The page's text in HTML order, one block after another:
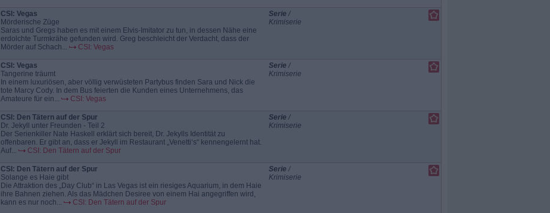
CSI: Vegas
Mörderische Züge
Saras und Gregs haben es mit einem Elvis-Imitator zu tun, in dessen Nähe eine
erdolchte Turmkrähe gefunden wird. Greg beschleicht der Verdacht, dass der
Mörder auf Schach...
CSI: Vegas
Serie /
Krimiserie
CSI: Vegas
Tangerine träumt
In einem luxuriösen, aber völlig verwüsteten Partybus finden Sara und Nick die
tote Marcy Cody. In dem Bus feierten die Kunden eines Unternehmens, das
Amateure für ein...
CSI: Vegas
Serie /
Krimiserie
CSI: Den Tätern auf der Spur
Dr. Jekyll unter Freunden - Teil 2
Der Serienkiller Nate Haskell erklärt sich bereit, Dr. Jekylls Identität zu
offenbaren. Er gibt an, dass er Jekyll im Restaurant „Venetti‘s“ kennengelernt hat.
Auf...
CSI: Den Tätern auf der Spur
Serie /
Krimiserie
CSI: Den Tätern auf der Spur
Solange es Haie gibt
Die Attraktion des „Day Club“ in Las Vegas ist ein riesiges Aquarium, in dem Haie
ihre Bahnen ziehen. Als das Mädchen Desiree von einem Hai angegriffen wird,
kann es nur noch...
CSI: Den Tätern auf der Spur
Serie /
Krimiserie